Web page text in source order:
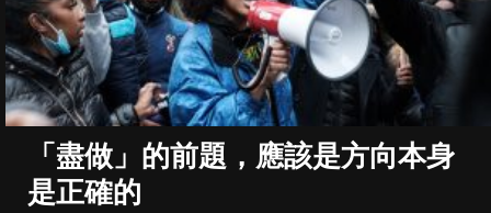
「盡做」的前題，應該是方向本身
是正確的